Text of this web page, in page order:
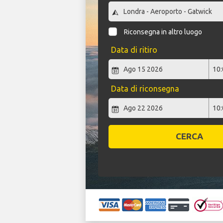
Riconsegna in altro luogo
Data di ritiro
Data di riconsegna
CERCA